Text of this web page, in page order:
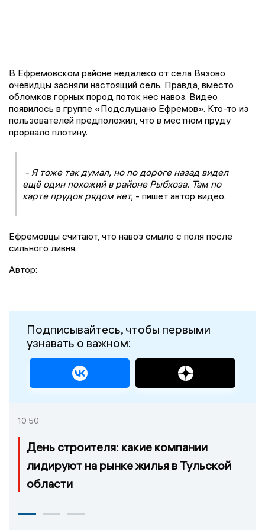
В Ефремовском районе недалеко от села Вязово
очевидцы засняли настоящий сель. Правда, вместо
обломков горных пород поток нес навоз. Видео
появилось в группе «Подслушано Ефремов». Кто-то из
пользователей предположил, что в местном пруду
прорвало плотину.
- Я тоже так думал, но по дороге назад видел
ещё один похожий в районе Рыбхоза. Там по
карте прудов рядом нет, - пишет автор видео.
Ефремовцы считают, что навоз смыло с поля после
сильного ливня.
Автор:
Подписывайтесь, чтобы первыми
узнавать о важном:
10:50
День строителя: какие компании
лидируют на рынке жилья в Тульской
области